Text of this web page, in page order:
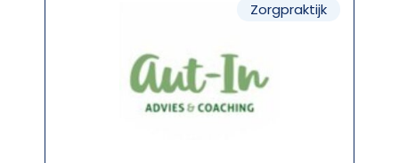
Zorgpraktijk